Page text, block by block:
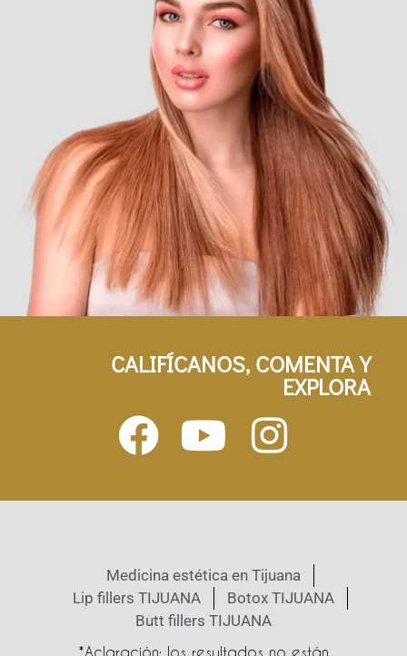
CALIFÍCANOS, COMENTA Y
EXPLORA
Medicina estética en Tijuana
Lip fillers TIJUANA
Botox TIJUANA
Butt fillers TIJUANA
*Aclaración: los resultados no están